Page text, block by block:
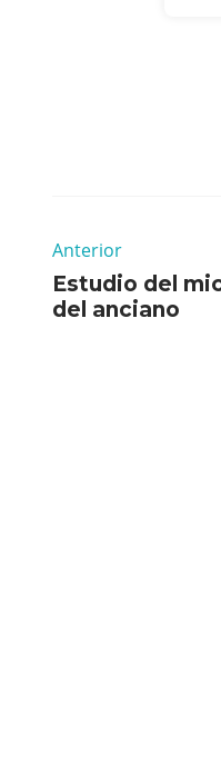
Anterior
Estudio del
del anciano